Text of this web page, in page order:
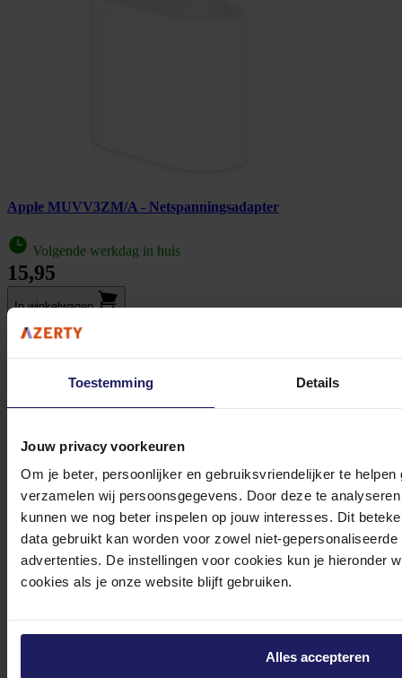
Toestemming Details
Jouw privacy voorkeuren
Om je beter, persoonlijker en gebruiksvriendelijker te
verzamelen wij persoonsgegevens. Door deze te
kunnen we nog beter inspelen op jouw interesses. Dit
data gebruikt kan worden voor zowel niet-
advertenties. De instellingen voor cookies kun je hieronder
cookies als je onze website blijft gebruiken.
Alles accepteren
Apple MUVV3ZM/A - Netspanningsadapter
Volgende werkdag in huis
15,95
In winkel­wagen
Verbatim Charge 'n' Go - Magnetische draadloze powerbank